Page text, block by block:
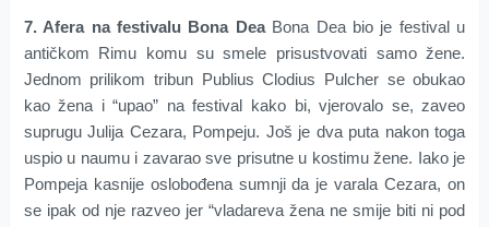
7. Afera na festivalu Bona DeaBona Dea bio je festival u
antičkom Rimu komu su smele prisustvovati samo žene.
Jednom prilikom tribun Publius Clodius Pulcher se obukao
kao žena i “upao” na festival kako bi, vjerovalo se, zaveo
suprugu Julija Cezara, Pompeju. Još je dva puta nakon toga
uspio u naumu i zavarao sve prisutne u kostimu žene. Iako je
Pompeja kasnije oslobođena sumnji da je varala Cezara, on
se ipak od nje razveo jer “vladareva žena ne smije biti ni pod